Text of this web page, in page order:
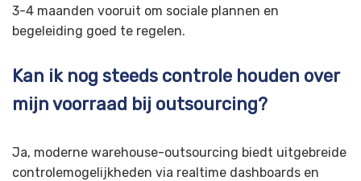
3-4 maanden vooruit om sociale plannen en
begeleiding goed te regelen.
Kan ik nog steeds controle houden over
mijn voorraad bij outsourcing?
Ja, moderne warehouse-outsourcing biedt uitgebreide
controlemogelijkheden via realtime dashboards en